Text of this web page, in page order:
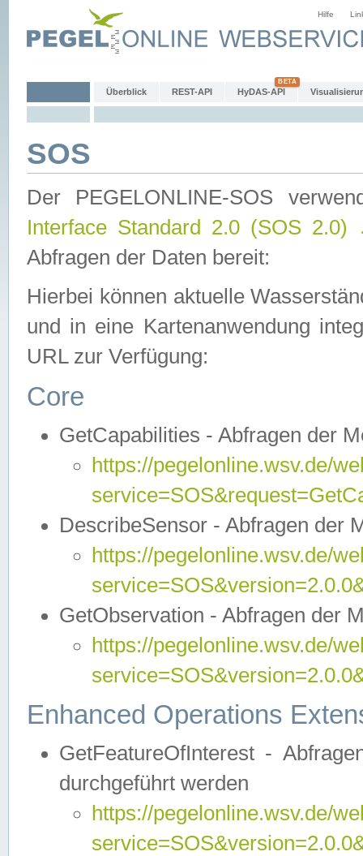
Hilfe
Überblick REST-API HyDAS-API
SOS
Der PEGELONLINE-SOS
Interface Standard 2.0 (SOS 2.0)
Abfragen der Daten bereit:
Hierbei können aktuelle
und in eine Kartenanwendung
URL zur Verfügung:
Core
GetCapabilities - Abfragen der
https://pegelonline.wsv.de/
DescribeSensor - Abfragen der
https://pegelonline.wsv.de/
GetObservation - Abfragen der
https://pegelonline.wsv.de/
Enhanced Operations
GetFeatureOfInterest -
durchgeführt werden
https://pegelonline.wsv.de/